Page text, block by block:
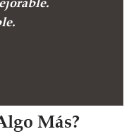
Más?